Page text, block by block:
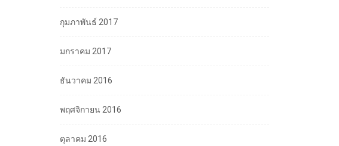
กุมภาพันธ์ 2017
มกราคม 2017
ธันวาคม 2016
พฤศจิกายน 2016
ตุลาคม 2016